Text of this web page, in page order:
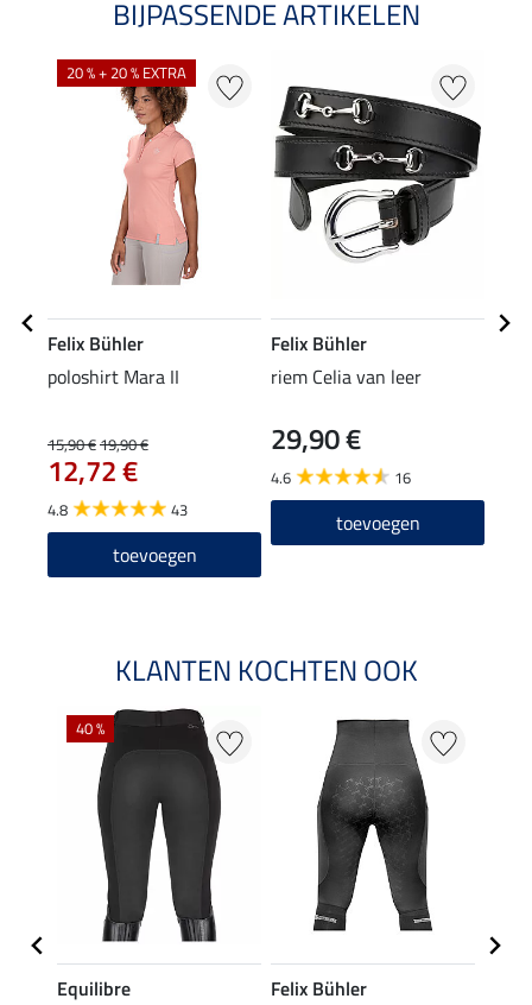
BIJPASSENDE ARTIKELEN
20 % + 20 % EXTRA
Felix Bühler
poloshirt Mara II
15,90 €19,90 €
12,72 €
4.8 43
toevoegen
Felix Bühler
riem Celia van leer
29,90 €
4.6 16
toevoegen
KLANTEN KOCHTEN OOK
40 %
Equilibre
Felix Bühler